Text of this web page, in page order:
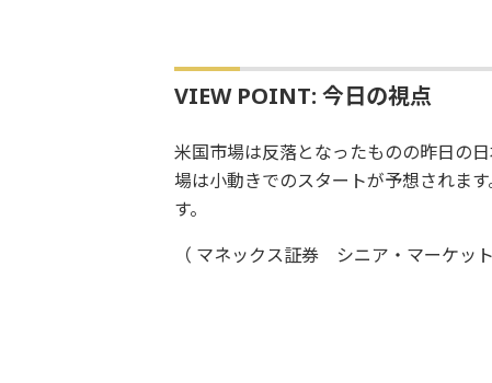
VIEW POINT: 今日の視点
米国市場は反落となったものの昨日の
場は小動きでのスタートが予想されま
す。
（ マネックス証券 シニア・マーケッ